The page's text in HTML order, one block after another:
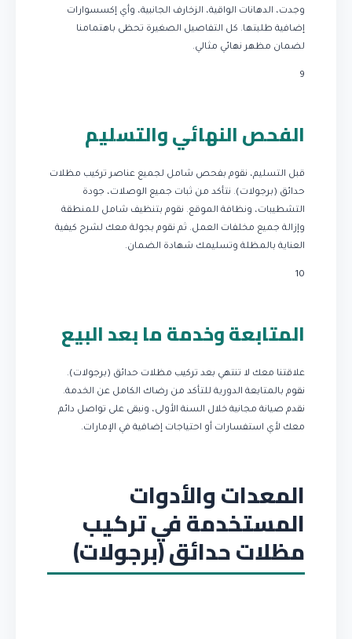
وجدت، الدهانات الواقية، الزخارف الجانبية، وأي إكسسوارات
إضافية طلبتها. كل التفاصيل الصغيرة تحظى باهتمامنا
لضمان مظهر نهائي مثالي.
9
الفحص النهائي والتسليم
قبل التسليم، نقوم بفحص شامل لجميع عناصر تركيب مظلات
حدائق (برجولات). نتأكد من ثبات جميع الوصلات، جودة
التشطيبات، ونظافة الموقع. نقوم بتنظيف شامل للمنطقة
وإزالة جميع مخلفات العمل. ثم نقوم بجولة معك لشرح كيفية
العناية بالمظلة وتسليمك شهادة الضمان.
10
المتابعة وخدمة ما بعد البيع
علاقتنا معك لا تنتهي بعد تركيب مظلات حدائق (برجولات).
نقوم بالمتابعة الدورية للتأكد من رضاك الكامل عن الخدمة.
نقدم صيانة مجانية خلال السنة الأولى، ونبقى على تواصل دائم
معك لأي استفسارات أو احتياجات إضافية في الإمارات.
المعدات والأدوات
المستخدمة في تركيب
مظلات حدائق (برجولات)